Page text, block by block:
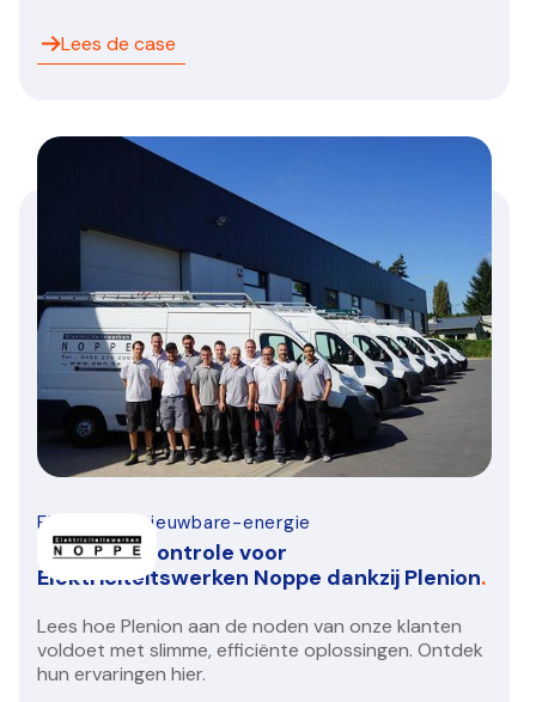
Lees de case
Elektro-hernieuwbare-energie
Inzicht en controle voor
Elektriciteitswerken Noppe dankzij Plenion.
Lees hoe Plenion aan de noden van onze klanten
voldoet met slimme, efficiënte oplossingen. Ontdek
hun ervaringen hier.